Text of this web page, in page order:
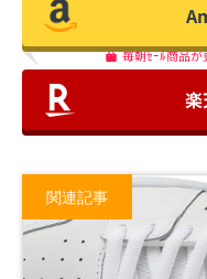
毎朝ｾｰﾙ商品が
楽